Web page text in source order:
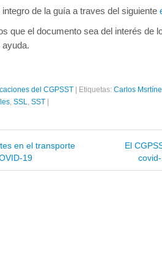
de la guía a traves del siguiente
que el documento sea del interés de
del CGPSST Etiquetas: Carlos
, SSL, SST
en el transporte
19
El